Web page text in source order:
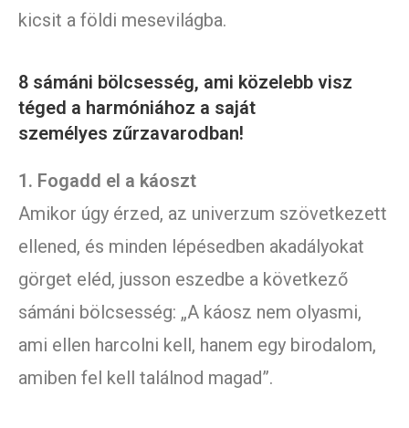
kicsit a földi mesevilágba.
8 sámáni bölcsesség, ami közelebb visz
téged a harmóniához a saját
személyes zűrzavarodban!
1. Fogadd el a káoszt
Amikor úgy érzed, az univerzum szövetkezett
ellened, és minden lépésedben akadályokat
görget eléd, jusson eszedbe a következő
sámáni bölcsesség: „A káosz nem olyasmi,
ami ellen harcolni kell, hanem egy birodalom,
amiben fel kell találnod magad”.